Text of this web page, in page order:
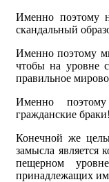
Именно поэтому
скандальный
Именно поэтому
чтобы на уровне
правильное
Именно
гражданские браки!
Конечной же
замысла является
пещерном
принадлежащих им